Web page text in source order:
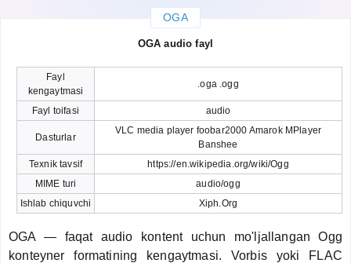
OGA
OGA audio fayl
Fayl
kengaytmasi
.oga .ogg
Fayl toifasi audio
Dasturlar
VLC media player foobar2000 Amarok MPlayer
Banshee
Texnik tavsif
https://en.wikipedia.org/wiki/Ogg
MIME turi
audio/ogg
Ishlab chiquvchi
Xiph.Org
OGA — faqat audio kontent uchun mo'ljallangan Ogg
konteyner formatining kengaytmasi. Vorbis yoki FLAC